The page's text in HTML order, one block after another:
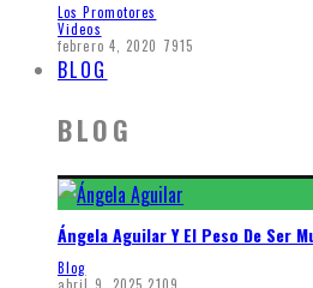
Los Promotores
Videos
febrero 4, 2020 7915
BLOG
BLOG
Ángela Aguilar Y El Peso De Ser
Blog